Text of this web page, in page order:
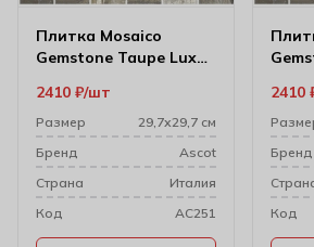
Плитка Mosaico
Gemstone Taupe Lux
2410 ₽ шт
Размер
29,7х29,7 см
Бренд
Ascot
Cтрана
Италия
Код
AC251
2410
Бренд
Код